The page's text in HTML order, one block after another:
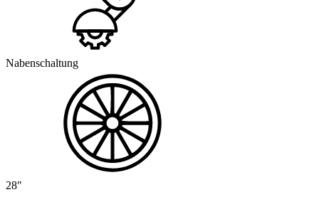
Nabenschaltung
28"